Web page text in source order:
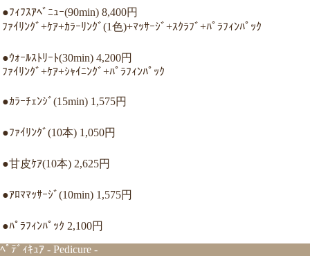
●ﾌｨﾌｽｱﾍﾞﾆｭｰ(90min) 8,400円
ﾌｧｲﾘﾝｸﾞ+ｹｱ+ｶﾗｰﾘﾝｸﾞ(1色)+ﾏｯｻｰｼﾞ+ｽｸﾗﾌﾞ+ﾊﾟﾗﾌｨﾝﾊﾟｯｸ
●ｳｫｰﾙｽﾄﾘｰﾄ(30min) 4,200円
ﾌｧｲﾘﾝｸﾞ+ｹｱ+ｼｬｲﾆﾝｸﾞ+ﾊﾟﾗﾌｨﾝﾊﾟｯｸ
●ｶﾗｰﾁｪﾝｼﾞ(15min) 1,575円
●ﾌｧｲﾘﾝｸﾞ(10本) 1,050円
●甘皮ｹｱ(10本) 2,625円
●ｱﾛﾏﾏｯｻｰｼﾞ(10min) 1,575円
●ﾊﾟﾗﾌｨﾝﾊﾟｯｸ 2,100円
ﾍﾟﾃﾞｨｷｭｱ - Pedicure -